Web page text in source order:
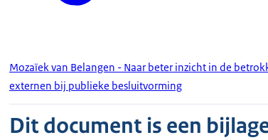
Mozaïek van Belangen - Naar beter inzicht in de
externen bij publieke besluitvorming
Dit document is een